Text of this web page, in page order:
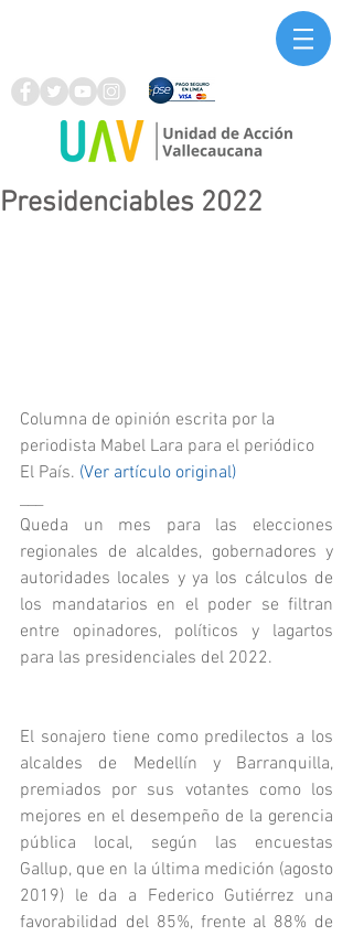
Presidenciables 2022
Columna de opinión escrita por la
periodista Mabel Lara para el periódico
El País. (Ver artículo original)
___
Queda un mes para las elecciones
regionales de alcaldes, gobernadores y
autoridades locales y ya los cálculos de
los mandatarios en el poder se filtran
entre opinadores, políticos y lagartos
para las presidenciales del 2022.
El sonajero tiene como predilectos a los
alcaldes de Medellín y Barranquilla,
premiados por sus votantes como los
mejores en el desempeño de la gerencia
pública local, según las encuestas
Gallup, que en la última medición (agosto
2019) le da a Federico Gutiérrez una
favorabilidad del 85%, frente al 88% de